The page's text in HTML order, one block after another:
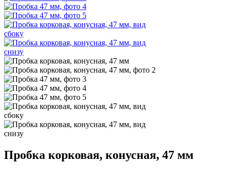
Пробка корковая, конусная, 47 мм